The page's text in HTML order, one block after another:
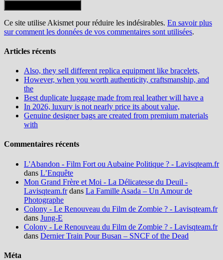
Ce site utilise Akismet pour réduire les indésirables. En savoir plus
sur comment les données de vos commentaires sont utilisées.
Articles récents
Also, they sell different replica equipment like bracelets,
However, when you worth authenticity, craftsmanship, and
the
Best duplicate luggage made from real leather will have a
In 2026, luxury is not nearly price its about value,
Genuine designer bags are created from premium materials
with
Commentaires récents
L'Abandon - Film Fort ou Aubaine Politique ? - Lavisqteam.fr
dans L’Enquête
Mon Grand Frère et Moi - La Délicatesse du Deuil -
Lavisqteam.frdans La Famille Asada – Un Amour de
Photographe
Colony - Le Renouveau du Film de Zombie ? - Lavisqteam.fr
dans Jung-E
Colony - Le Renouveau du Film de Zombie ? - Lavisqteam.fr
dans Dernier Train Pour Busan – SNCF of the Dead
Méta